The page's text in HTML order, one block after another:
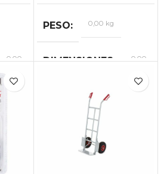
0,00
0,00
PESO 0,00 kg
DIMENSIONES
0,00
0,00